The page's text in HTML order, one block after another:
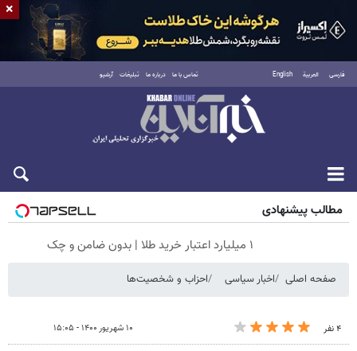
فارسی العربية English تماس با ما درباره ما تبلیغات آرشیو
جمعه ۱۶ مرداد ۱۴۰۵
مطالب پیشنهادی
۱ میلیارد اعتبار خرید طلا | بدون ضامن و چک
صفحه اصلی اخبار سیاسی احزاب و شخصیت‌ها
۴ نفر ۱۰ شهریور ۱۴۰۰ - ۱۵:۰۵
×